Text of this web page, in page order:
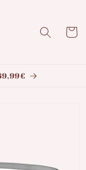
Carrito